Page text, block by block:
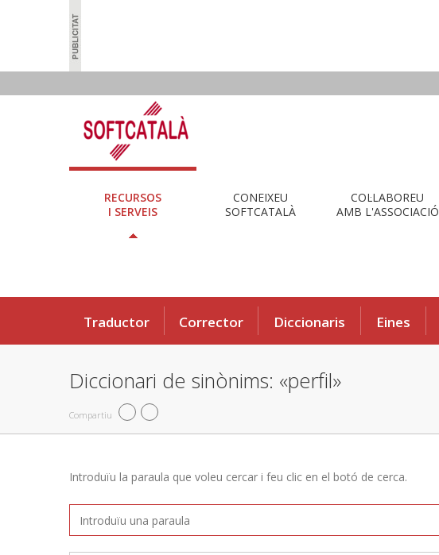
RECURSOS
I SERVEIS
CONEIXEU
SOFTCATALÀ
COL·LABOREU
AMB L'ASSOCIACIÓ
Traductor Corrector Diccionaris Eines
Diccionari de sinònims: «perfil»
Compartiu
Introduïu la paraula que voleu cercar i feu clic en el botó de cerca.